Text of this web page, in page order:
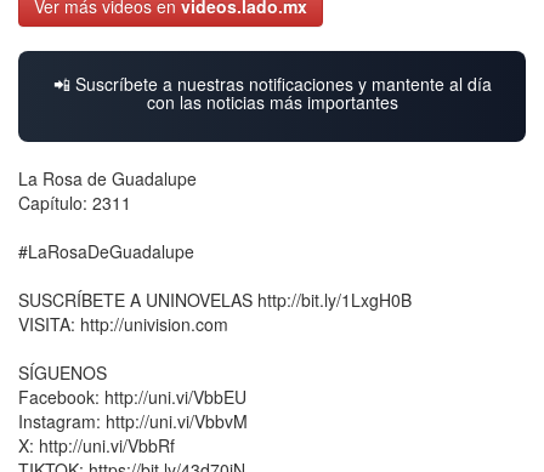
Ver más videos en videos.lado.mx
📲 Suscríbete a nuestras notificaciones y mantente al día
con las noticias más importantes
La Rosa de Guadalupe
Capítulo: 2311
#LaRosaDeGuadalupe
SUSCRÍBETE A UNINOVELAS http://bit.ly/1LxgH0B
VISITA: http://univision.com
SÍGUENOS
Facebook: http://uni.vi/VbbEU
Instagram: http://uni.vi/VbbvM
X: http://uni.vi/VbbRf